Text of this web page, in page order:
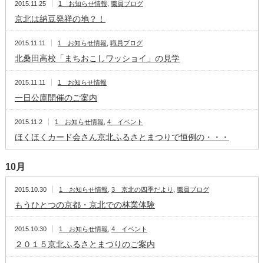
2015.11.25 1 お知らせ情報 職員ブログ
京北は納豆発祥の地？！
2015.11.11 1 お知らせ情報 職員ブログ
北桑田高校「まちおこしワッショイ」の見学
2015.11.11 1 お知らせ情報
一日公庫開催のご案内
2015.11.2 1 お知らせ情報 4 イベント
ほくほくカード会さん京北ふるさとまつりで恒例の・・・
10月
2015.10.30 1 お知らせ情報 3 京北の四季だより 職員ブログ
もうひとつの京都・京北での林業体験
2015.10.30 1 お知らせ情報 4 イベント
２０１５京北ふるさとまつりのご案内